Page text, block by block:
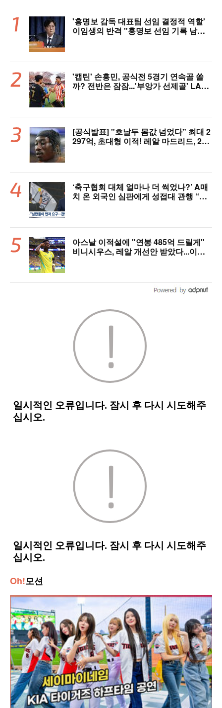
'홍명보 감독 대표팀 선임 결정적 역할'
이임생의 반격 "홍명보 선임 기록 남아
'캡틴' 손흥민, 공식전 5경기 연속골 쏠
까? 전반은 잠잠...'부앙가 선제골' LAF
[공식발표] "호날두 몸값 넘었다" 최대 2
297억, 초대형 이적! 레알 마드리드, 21
‘축구협회 대체 얼마나 더 썩었나?’ A매
치 온 외국인 심판에게 성접대 관행 “그
아스날 이적설에 "연봉 485억 드릴게"
비니시우스, 레알 개선안 받았다...이제
Oh!모션